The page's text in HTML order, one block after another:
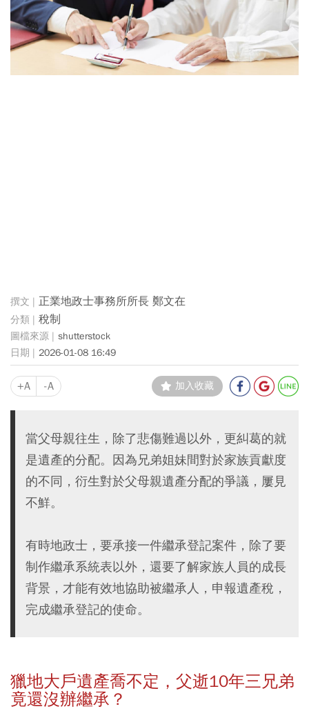
正業地政士事務所所長 鄭文在
稅制
shutterstock
2026-01-08 16:49
+A -A 加入收藏
當父母親往生，除了悲傷難過以外，更糾葛的就
是遺產的分配。因為兄弟姐妹間對於家族貢獻度
的不同，衍生對於父母親遺產分配的爭議，屢見
不鮮。
有時地政士，要承接一件繼承登記案件，除了要
制作繼承系統表以外，還要了解家族人員的成長
背景，才能有效地協助被繼承人，申報遺產稅，
完成繼承登記的使命。
獵地大戶遺產喬不定，父逝10年三兄弟
竟還沒辦繼承？